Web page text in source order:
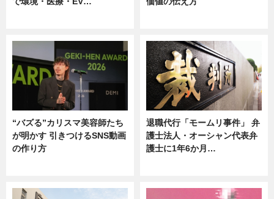
“バズる”カリスマ美容師たち
が明かす 引きつけるSNS動画
の作り方
退職代行「モームリ事件」 弁
護士法人・オーシャン代表弁
護士に1年6か月…